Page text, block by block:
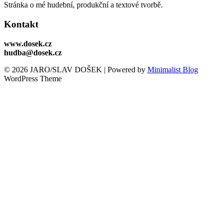
Stránka o mé hudební, produkční a textové tvorbě.
Kontakt
www.dosek.cz
hudba@dosek.cz
© 2026 JARO/SLAV DOŠEK | Powered by Minimalist Blog
WordPress Theme